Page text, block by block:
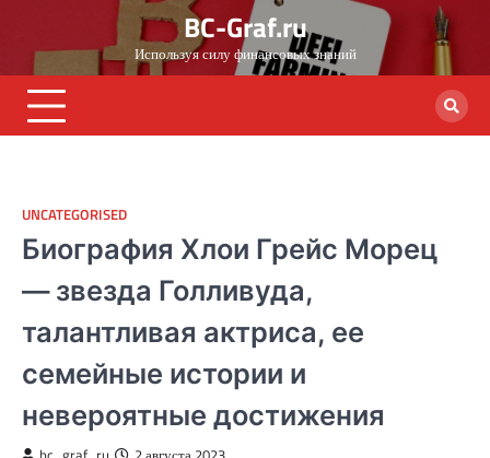
content
BC-Graf.ru
Используя силу финансовых знаний
UNCATEGORISED
Биография Хлои Грейс Морец
— звезда Голливуда,
талантливая актриса, ее
семейные истории и
невероятные достижения